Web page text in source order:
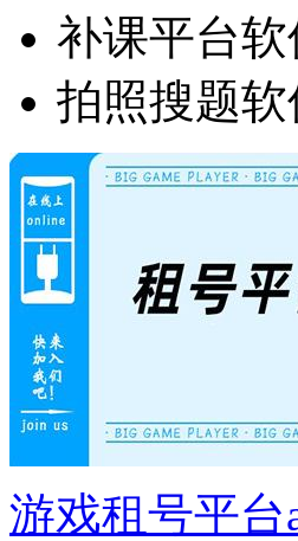
补课平台
拍照搜题
游戏租号平台